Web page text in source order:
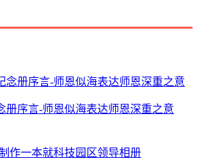
册序言-师恩似海表达师恩深重之意